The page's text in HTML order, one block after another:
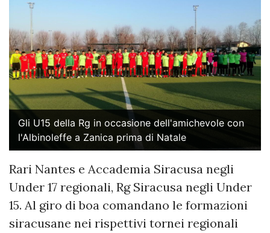
Gli U15 della Rg in occasione dell'amichevole con
l'Albinoleffe a Zanica prima di Natale
Rari Nantes e Accademia Siracusa negli
Under 17 regionali, Rg Siracusa negli Under
15. Al giro di boa comandano le formazioni
siracusane nei rispettivi tornei regionali